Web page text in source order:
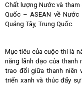
Chất lượng Nước và
Quốc – ASEAN về
Quảng Tây, Trung Quốc.
Mục tiêu của cuộc thi là
năng lãnh đạo của thanh
trao đổi giữa thanh niên
triển xanh và thúc đẩy